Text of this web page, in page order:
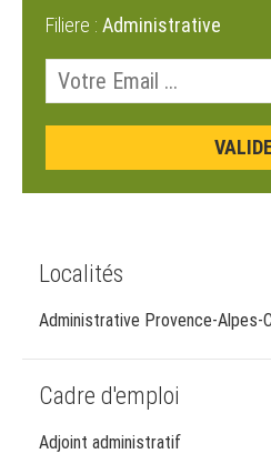
Filiere : Administrative
Localités
Administrative Provence-Alpes-
Cadre d'emploi
Adjoint administratif